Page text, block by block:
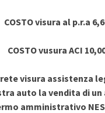
COSTO visura al p.r.a
COSTO vusura ACI
visura
auto la vendita di
amministrativo